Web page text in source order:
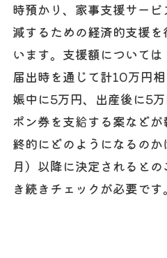
時預かり、家事支援サー
減するための経済的支援
います。支援額について
届出時を通じて計10万円
娠中に5万円、出産後に5
ポン券を支給する案など
終的にどのようになるの
月）以降に決定されると
き続きチェックが必要です。